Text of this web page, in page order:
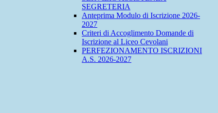
SEGRETERIA
Anteprima Modulo di Iscrizione 2026-
2027
Criteri di Accoglimento Domande di
Iscrizione al Liceo Cevolani
PERFEZIONAMENTO ISCRIZIONI
A.S. 2026-2027